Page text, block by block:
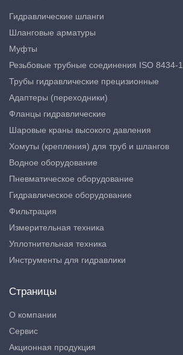
Гидравлические шланги
Шланговые арматуры
Муфты
Резьбовые трубные соединения ISO 8434-1
Трубы гидравлические прецизионные
Адаптеры (переходники)
Фланцы гидравлические
Шаровые краны высокого давления
Хомуты (крепления) для труб и шлангов
Водное оборудование
Пневматическое оборудование
Гидравлическое оборудование
Фильтрация
Измерительная техника
Уплотнительная техника
Инструменты для гидравлики
Страницы
О компании
Сервис
Акционная продукция